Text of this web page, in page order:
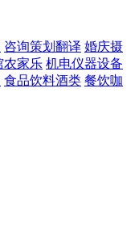
咨询策划翻译 婚庆摄
农家乐 机电仪器设备
食品饮料酒类 餐饮咖